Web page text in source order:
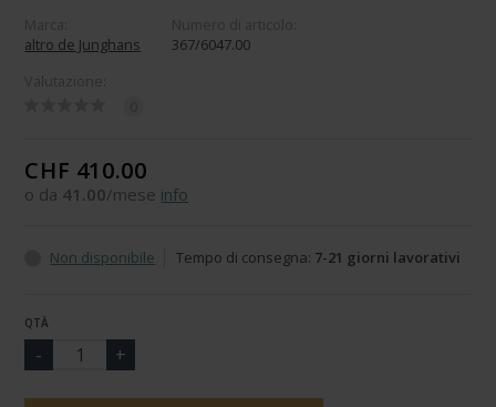
altro de Junghans
367/6047.00
CHF 410.00
o da 41.00/mese info
Non disponibile Tempo di consegna: 7-21 giorni lavorativi
QTÀ